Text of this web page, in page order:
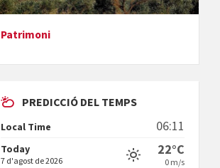
mare&quot;, d'Emma Zafon
Patrimoni
PREDICCIÓ DEL TEMPS
Local Time 06:11
Today
7 d'agost de 2026
22°C
0 m/s